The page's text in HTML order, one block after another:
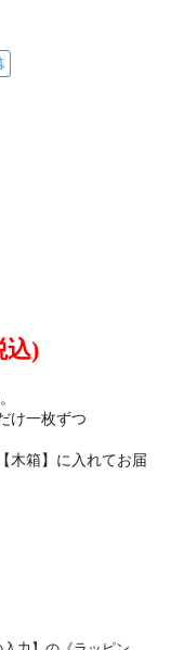
込)
け一枚ずつ
木箱】に入れてお届